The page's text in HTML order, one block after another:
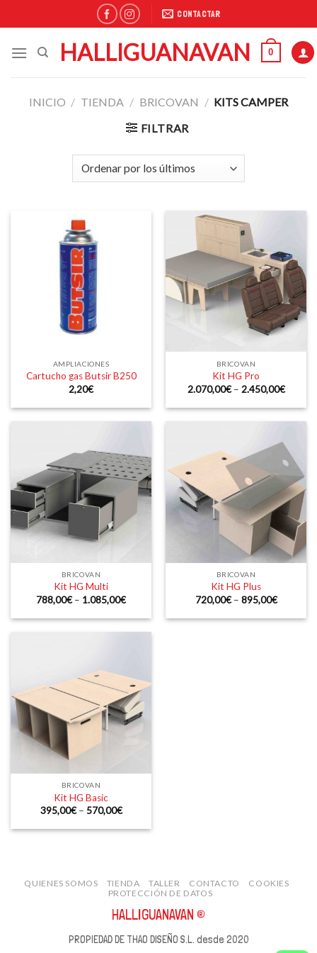
to
CONTACTAR
HALLIGUANAVAN 0
INICIO / TIENDA / BRICOVAN / KITS CAMPER
FILTRAR
AMPLIACIONES
Cartucho gas Butsir B250
2,20€
BRICOVAN
Kit HG Pro
2.070,00€– 2.450,00€
BRICOVAN
Kit HG Multi
788,00€– 1.085,00€
BRICOVAN
Kit HG Plus
720,00€– 895,00€
BRICOVAN
Kit HG Basic
395,00€– 570,00€
QUIENES SOMOS TIENDA TALLER CONTACTO
COOKIES
PROTECCIÓN DE DATOS
HALLIGUANAVAN ®
PROPIEDAD DE THAO DISEÑO S.L. desde 2020